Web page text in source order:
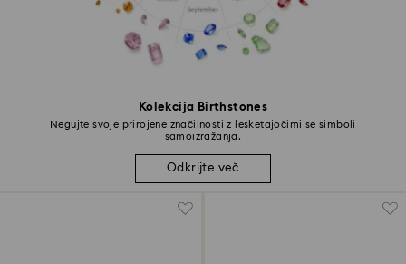
Kolekcija Birthstones
Negujte svoje prirojene značilnosti z lesketajočimi se simboli
samoizražanja.
Odkrijte več